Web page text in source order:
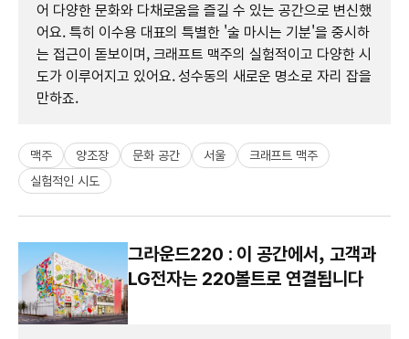
어 다양한 문화와 다채로움을 즐길 수 있는 공간으로 변신했
어요. 특히 이수용 대표의 특별한 '술 마시는 기분'을 중시하
는 접근이 돋보이며, 크래프트 맥주의 실험적이고 다양한 시
도가 이루어지고 있어요. 성수동의 새로운 명소로 자리 잡을
만하죠.
맥주 양조장 문화 공간 서울
크래프트 맥주
실험적인 시도
그라운드220 : 이 공간에서, 고객과
LG전자는 220볼트로 연결됩니다